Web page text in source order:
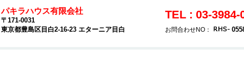
パキラハウス有限会社
〒171-0031
東京都豊島区目白2-16-23 エターニア目白
TEL : 03-3984-
お問合わせNO：